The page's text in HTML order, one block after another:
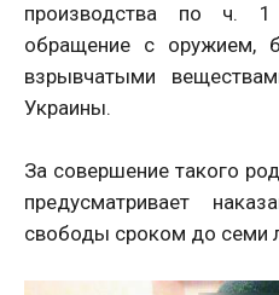
производства по ч.
обращение с оружием,
взрывчатыми
Украины.
За совершение такого
предусматривает
свободы сроком до семи